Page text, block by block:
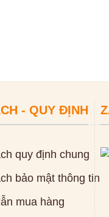
- QUY ĐỊNH
quy định chung
bảo mật thông tin
mua hàng